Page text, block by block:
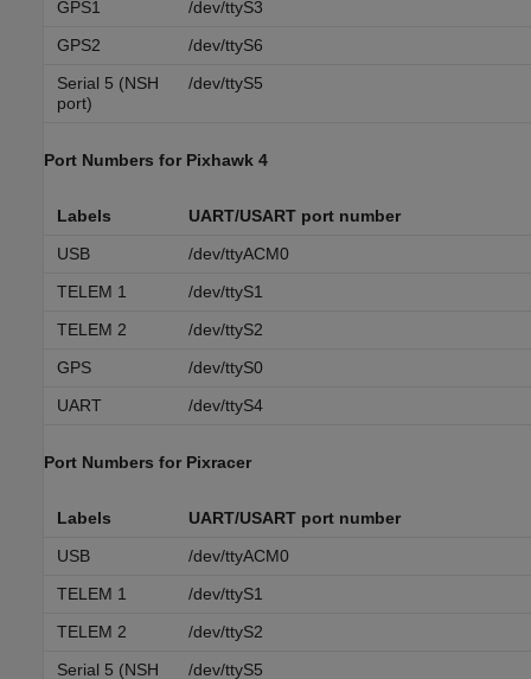
GPS1
/dev/ttyS3
GPS2
/dev/ttyS6
Serial 5 (NSH
port)
/dev/ttyS5
Port Numbers for Pixhawk 4
Labels
UART/USART port number
USB
/dev/ttyACM0
TELEM 1
/dev/ttyS1
TELEM 2
/dev/ttyS2
GPS
/dev/ttyS0
UART
/dev/ttyS4
Port Numbers for Pixracer
Labels
UART/USART port number
USB
/dev/ttyACM0
TELEM 1
/dev/ttyS1
TELEM 2
/dev/ttyS2
Serial 5 (NSH
/dev/ttyS5